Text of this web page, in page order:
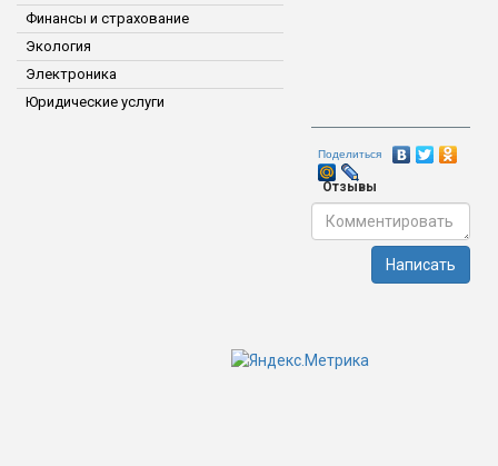
Финансы и страхование
Экология
Электроника
Юридические услуги
Поделиться
Отзывы
Написать